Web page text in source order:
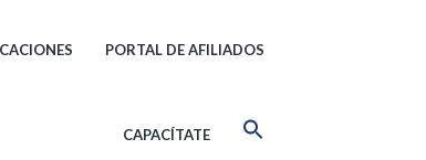
PORTAL DE AFILIADOS
CAPACÍTATE